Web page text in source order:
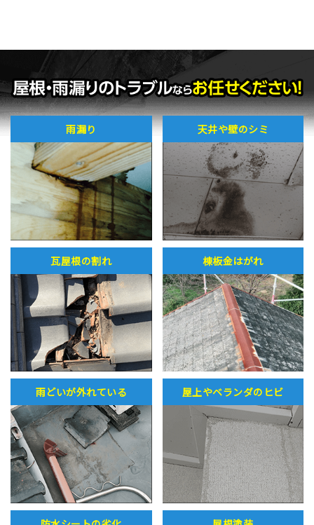
雨漏り 天井や壁のシミ
瓦屋根の割れ 棟板金はがれ
雨どいが外れている 屋上やベランダのヒビ